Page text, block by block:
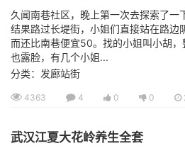
久闻南巷社区，晚上第一次去探索了一
结果路过长堤街，小姐们直接站在路边
而还比南巷便宜50。找的小姐叫小胡，
也露脸，有几个小姐...
分类：发廊站街
4363 4 0 0
武汉江夏大花岭养生全套